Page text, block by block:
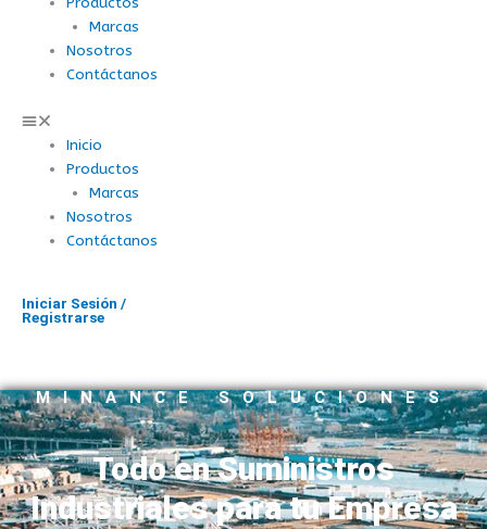
Marcas
Nosotros
Contáctanos
Inicio
Productos
Marcas
Nosotros
Contáctanos
Iniciar Sesión /
Registrarse
MINANCE SOLUCIONES
Todo en Suministros
Industriales para tu Empresa